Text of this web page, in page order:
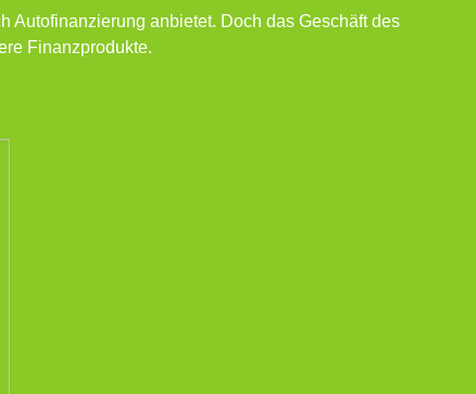
Autofinanzierung anbietet. Doch das Geschäft des
Finanzprodukte.